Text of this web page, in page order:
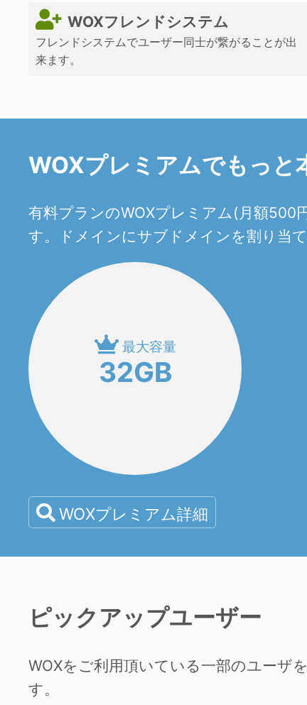
WOXフレンドシステム
フレンドシステムでユーザー同士が繋がることが出
来ます。
WOXプレミアムでもっと
有料プランのWOXプレミアム(月額500
す。ドメインにサブドメインを割り当
最大容量
32GB
WOXプレミアム詳細
ピックアップユーザー
WOXをご利用頂いている一部のユーザ
す。